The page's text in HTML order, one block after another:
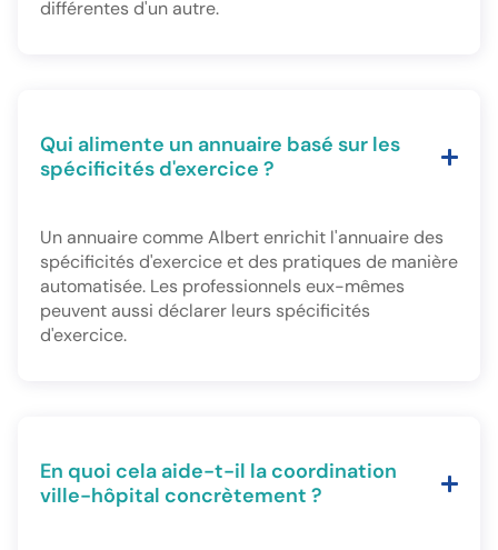
différentes d'un autre.
Qui alimente un annuaire basé sur les
spécificités d'exercice ?
Un annuaire comme Albert enrichit l'annuaire des
spécificités d'exercice et des pratiques de manière
automatisée. Les professionnels eux-mêmes
peuvent aussi déclarer leurs spécificités
d'exercice.
En quoi cela aide-t-il la coordination
ville-hôpital concrètement ?